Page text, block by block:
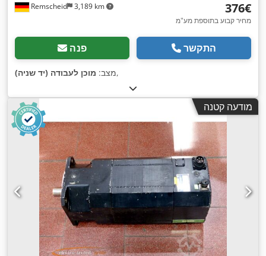
Remscheid 3,189 km ‏376 ‏€
מחיר קבוע בתוספת מע"מ
פנה התקשר
מצב: מוכן לעבודה (יד שניה) ,
מודעה קטנה